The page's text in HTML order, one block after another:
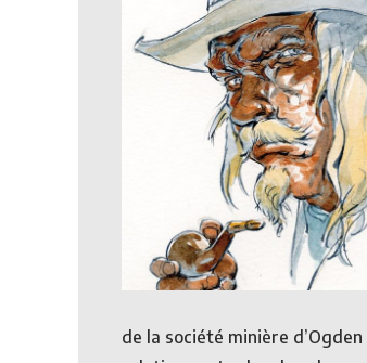
de la société minière